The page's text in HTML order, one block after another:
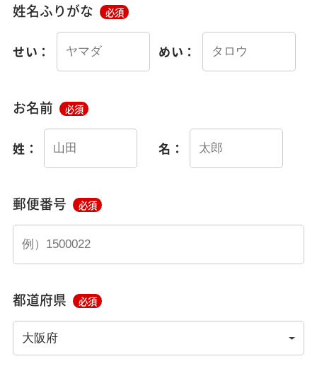
姓名ふりがな 必須
せい： めい：
お名前 必須
姓： 名：
郵便番号 必須
都道府県 必須